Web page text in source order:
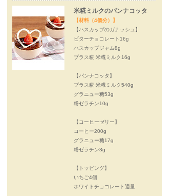
米糀ミルクのパンナコッタ
【材料（4個分）】
【ハスカップのガナッシュ】
ビターチョコレート16g
ハスカップジャム8g
プラス糀 米糀ミルク16g
【パンナコッタ】
プラス糀 米糀ミルク540g
グラニュー糖53g
粉ゼラチン10g
【コーヒーゼリー】
コーヒー200g
グラニュー糖17g
粉ゼラチン3g
【トッピング】
いちご4個
ホワイトチョコレート適量